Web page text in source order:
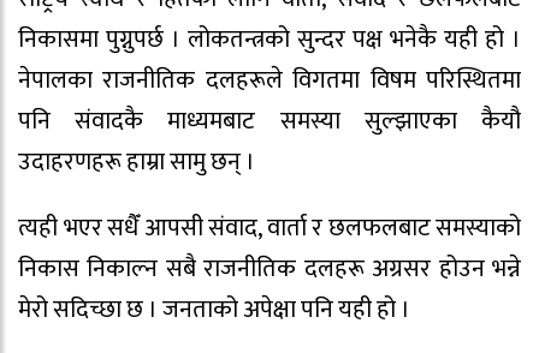
निकासमा पुग्नुपर्छ । लोकतन्त्रको सुन्दर पक्ष भनेकै यही हो ।
नेपालका राजनीतिक दलहरूले विगतमा विषम परिस्थितमा
पनि संवादकै माध्यमबाट समस्या सुल्झाएका कैयौ
उदाहरणहरू हाम्रा सामु छन् ।
त्यही भएर सधैँ आपसी संवाद, वार्ता र छलफलबाट समस्याको
निकास निकाल्न सबै राजनीतिक दलहरू अग्रसर होउन भन्ने
मेरो सदिच्छा छ । जनताको अपेक्षा पनि यही हो ।